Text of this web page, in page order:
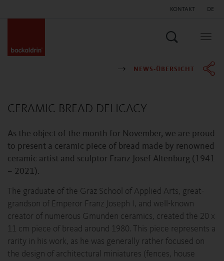
KONTAKT DE
Suchen
NEWS-ÜBERSICHT
CERAMIC BREAD DELICACY
As the object of the month for November, we are proud
to present a ceramic piece of bread made by renowned
ceramic artist and sculptor Franz Josef Altenburg (1941
– 2021).
The graduate of the Graz School of Applied Arts, great-
grandson of Emperor Franz Joseph I, and well-known
creator of numerous Gmunden ceramics, created the 20 x
11 cm piece of bread around 1980. This piece represents a
rarity in his work, as he was generally rather focused on
the design of architectural miniatures (fences, house